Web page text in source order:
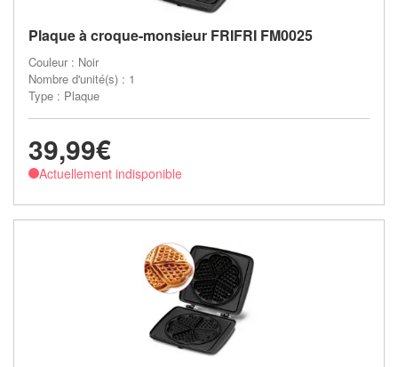
Plaque à croque-monsieur FRIFRI FM0025
Couleur : Noir
Nombre d'unité(s) : 1
Type : Plaque
39,99€
Actuellement indisponible